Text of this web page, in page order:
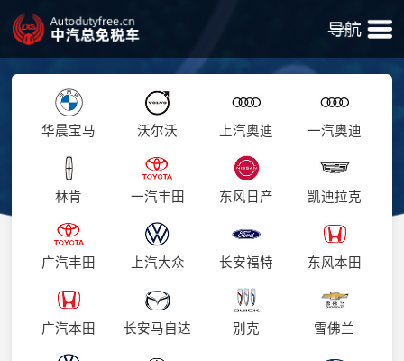
华晨宝马 沃尔沃 上汽奥迪 一汽奥迪
林肯 一汽丰田 东风日产 凯迪拉克
广汽丰田 上汽大众 长安福特 东风本田
广汽本田 长安马自达 别克 雪佛兰